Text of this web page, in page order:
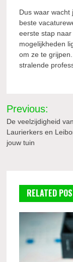
Dus waar wacht
beste
eerste stap
mogelijkheden
om ze te
stralende
Bericht
navigatie
Previous:
De veelzijdigheid van
Laurierkers en
jouw tuin
RELATED